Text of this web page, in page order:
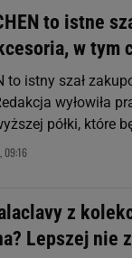
to istne
w tym
to istny szał
wyłowiła
półki, które
09:16
z
Lepszej nie